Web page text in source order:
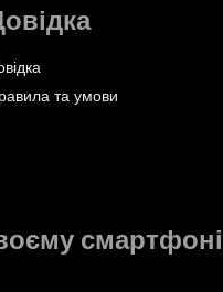
та умови
смартфоні